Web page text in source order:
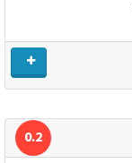
0.2